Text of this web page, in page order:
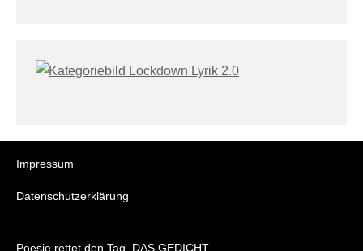
Impressum
Datenschutzerklärung
Poesie rettet den Tag. DAS GEDICHT